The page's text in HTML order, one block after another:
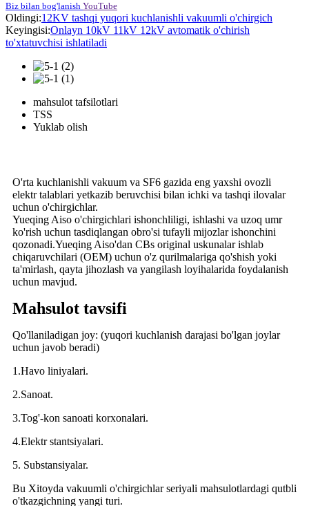
Biz bilan bog'lanish YouTube
Oldingi:12KV tashqi yuqori kuchlanishli vakuumli o'chirgich
Keyingisi:Onlayn 10kV 11kV 12kV avtomatik o'chirish
to'xtatuvchisi ishlatiladi
mahsulot tafsilotlari
TSS
Yuklab olish
O'rta kuchlanishli vakuum va SF6 gazida eng yaxshi ovozli
elektr talablari yetkazib beruvchisi bilan ichki va tashqi ilovalar
uchun o'chirgichlar.
Yueqing Aiso o'chirgichlari ishonchliligi, ishlashi va uzoq umr
ko'rish uchun tasdiqlangan obro'si tufayli mijozlar ishonchini
qozonadi.Yueqing Aiso'dan CBs original uskunalar ishlab
chiqaruvchilari (OEM) uchun o'z qurilmalariga qo'shish yoki
ta'mirlash, qayta jihozlash va yangilash loyihalarida foydalanish
uchun mavjud.
Mahsulot tavsifi
Qo'llaniladigan joy: (yuqori kuchlanish darajasi bo'lgan joylar
uchun javob beradi)
1.Havo liniyalari.
2.Sanoat.
3.Tog'-kon sanoati korxonalari.
4.Elektr stantsiyalari.
5. Substansiyalar.
Bu Xitoyda vakuumli o'chirgichlar seriyali mahsulotlardagi qutbli
o'tkazgichning yangi turi.